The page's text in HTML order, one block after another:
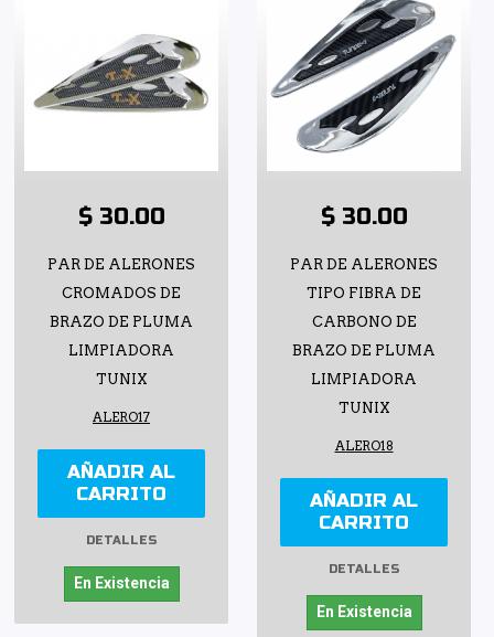
$ 30.00
PAR DE ALERONES
CROMADOS DE
BRAZO DE PLUMA
LIMPIADORA
TUNIX
ALERO17
AÑADIR AL
CARRITO
DETALLES
En Existencia
$ 30.00
PAR DE ALERONES
TIPO FIBRA DE
CARBONO DE
BRAZO DE PLUMA
LIMPIADORA
TUNIX
ALERO18
AÑADIR AL
CARRITO
DETALLES
En Existencia